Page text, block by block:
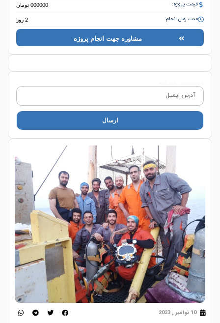
10 نوامبر , 2023
قیمت پروژه: 000000 تومان
مدت زمان انجام: 2 روز
مشاوره جهت انجام پروژه
ارسال